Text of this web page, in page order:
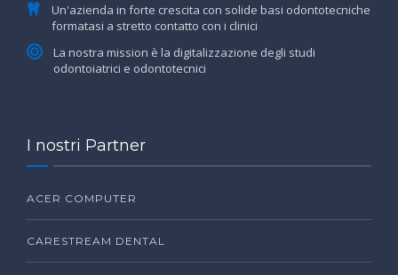
Un'azienda in forte crescita con solide basi odontotecniche
formatasi a stretto contatto con i clinici
La nostra mission è la digitalizzazione degli studi
odontoiatrici e odontotecnici
I nostri Partner
ACER COMPUTER
CARESTREAM DENTAL